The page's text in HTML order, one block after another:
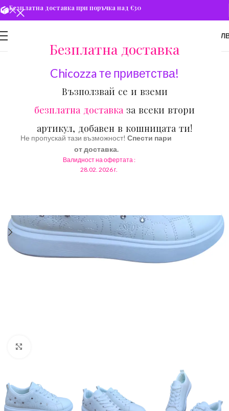
Безплатна доставка
Chicozza те приветства!
Възползвай се и вземи
безплатна доставка за всеки втори
артикул, добавен в кошницата ти!
Не пропускай тази възможност!Спести пари
от доставка.
Валидност на офертата :
28.02. 2026 г.
/ 0.00
Безплатна доставка при поръчка над €30